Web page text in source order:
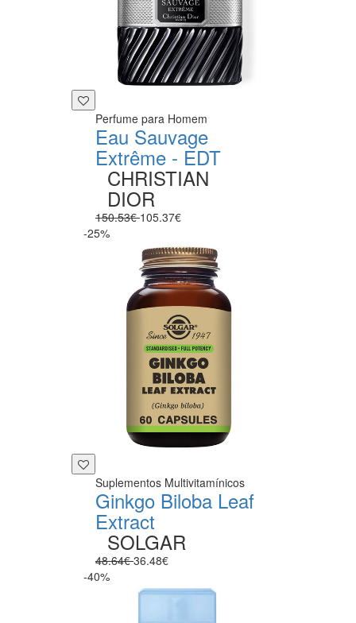
Perfume para Homem
Eau Sauvage
Extrême - EDT
CHRISTIAN
DIOR
150.53€105.37€
-25%
Suplementos Multivitamínicos
Ginkgo Biloba Leaf
Extract
SOLGAR
48.64€36.48€
-40%